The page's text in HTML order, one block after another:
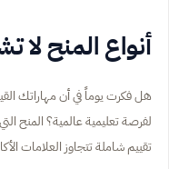
أنواع المنح
هل فكرت يوماً في أن مهاراتك
لفرصة تعليمية عالمية؟ المنح
تقييم شاملة تتجاوز العلامات